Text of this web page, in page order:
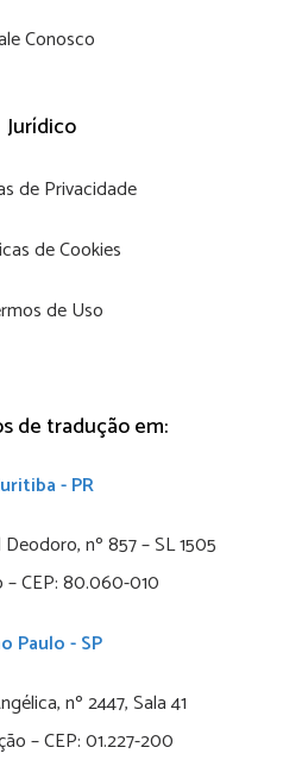
Conosco
Jurídico
de Privacidade
de Cookies
de Uso
de tradução em:
- PR
nº 857 – SL 1505
– CEP: 80.060-010
Paulo - SP
nº 2447, Sala 41
– CEP: 01.227-200